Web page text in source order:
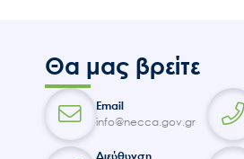
Μ.Δ.Π.Π.
Εισιτήρια
Επικοινωνία
Θα μας βρείτε
Email
info@necca.gov.gr
Διεύθυνση